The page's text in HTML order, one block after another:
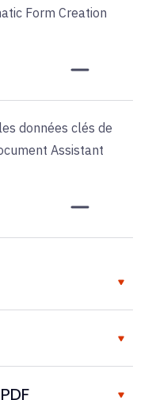
Form Creation
données clés de
Assistant